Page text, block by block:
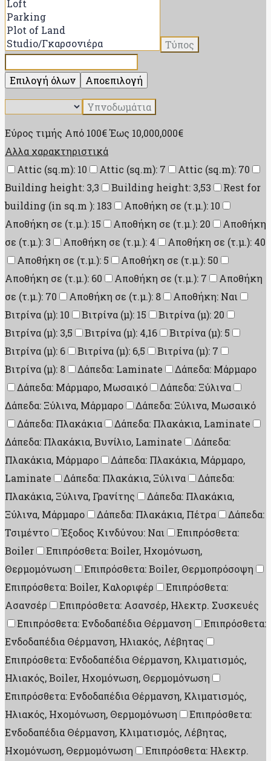
Τύπος
Επιλογή όλων Αποεπιλογή
Υπνοδωμάτια
Εύρος τιμής Από 100€Έως 10,000,000€
Αλλα χαρακτηριστικά
Attic (sq.m): 10
Attic (sq.m): 7
Attic (sq.m): 70
Building height: 3,3
Building height: 3,53
Rest for
building (in sq.m ): 183
Αποθήκη σε (τ.μ.): 10
Αποθήκη σε (τ.μ.): 15
Αποθήκη σε (τ.μ.): 20
Αποθήκη
σε (τ.μ.): 3
Αποθήκη σε (τ.μ.): 4
Αποθήκη σε (τ.μ.): 40
Αποθήκη σε (τ.μ.): 5
Αποθήκη σε (τ.μ.): 50
Αποθήκη σε (τ.μ.): 60
Αποθήκη σε (τ.μ.): 7
Αποθήκη
σε (τ.μ.): 70
Αποθήκη σε (τ.μ.): 8
Αποθήκη: Ναι
Βιτρίνα (μ): 10
Βιτρίνα (μ): 15
Βιτρίνα (μ): 20
Βιτρίνα (μ): 3,5
Βιτρίνα (μ): 4,16
Βιτρίνα (μ): 5
Βιτρίνα (μ): 6
Βιτρίνα (μ): 6,5
Βιτρίνα (μ): 7
Βιτρίνα (μ): 8
Δάπεδα: Laminate
Δάπεδα: Μάρμαρο
Δάπεδα: Μάρμαρο, Μωσαικό
Δάπεδα: Ξύλινα
Δάπεδα: Ξύλινα, Μάρμαρο
Δάπεδα: Ξύλινα, Μωσαικό
Δάπεδα: Πλακάκια
Δάπεδα: Πλακάκια, Laminate
Δάπεδα: Πλακάκια, Βυνίλιο, Laminate
Δάπεδα:
Πλακάκια, Μάρμαρο
Δάπεδα: Πλακάκια, Μάρμαρο,
Laminate
Δάπεδα: Πλακάκια, Ξύλινα
Δάπεδα:
Πλακάκια, Ξύλινα, Γρανίτης
Δάπεδα: Πλακάκια,
Ξύλινα, Μάρμαρο
Δάπεδα: Πλακάκια, Πέτρα
Δάπεδα:
Τσιμέντο
Έξοδος Κινδύνου: Ναι
Επιπρόσθετα:
Boiler
Επιπρόσθετα: Boiler, Ηχομόνωση,
Θερμομόνωση
Επιπρόσθετα: Boiler, Θερμοπρόσοψη
Επιπρόσθετα: Boiler, Καλοριφέρ
Επιπρόσθετα:
Ασανσέρ
Επιπρόσθετα: Ασανσέρ, Ηλεκτρ. Συσκευές
Επιπρόσθετα: Ενδοδαπέδια Θέρμανση
Επιπρόσθετα:
Ενδοδαπέδια Θέρμανση, Ηλιακός, Λέβητας
Επιπρόσθετα: Ενδοδαπέδια Θέρμανση, Κλιματισμός,
Ηλιακός, Boiler, Ηχομόνωση, Θερμομόνωση
Επιπρόσθετα: Ενδοδαπέδια Θέρμανση, Κλιματισμός,
Ηλιακός, Ηχομόνωση, Θερμομόνωση
Επιπρόσθετα:
Ενδοδαπέδια Θέρμανση, Κλιματισμός, Λέβητας,
Ηχομόνωση, Θερμομόνωση
Επιπρόσθετα: Ηλεκτρ.